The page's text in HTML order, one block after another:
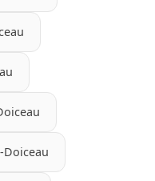
Doiceau